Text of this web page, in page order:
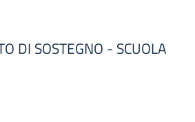
DI SOSTEGNO - SCUOLA